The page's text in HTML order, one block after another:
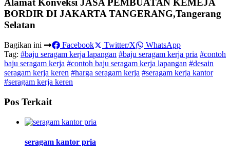
Alamat Konveksi JASA PEMBUATAN KEMEJA
BORDIR DI JAKARTA TANGERANG,Tangerang
Selatan
Bagikan ini Facebook Twitter/X
WhatsApp
Tag: #baju seragam kerja lapangan #baju seragam kerja pria #contoh
baju seragam kerja #contoh baju seragam kerja lapangan #desain
seragam kerja keren #harga seragam kerja #seragam kerja kantor
#seragam kerja keren
Pos Terkait
seragam kantor pria